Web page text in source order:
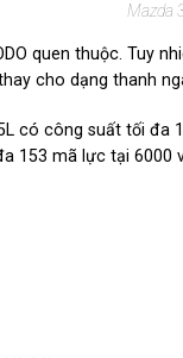
Mazda
quen thuộc. Tuy
cho dạng thanh
có công suất tối
153 mã lực tại